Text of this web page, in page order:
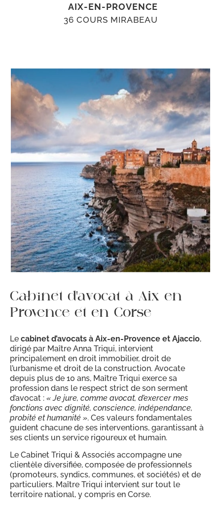
AIX-EN-PROVENCE
36 COURS MIRABEAU
Cabinet d’avocat à Aix-en-
Provence et en Corse
Le cabinet d’avocats à Aix-en-Provence et Ajaccio,
dirigé par Maître Anna Triqui, intervient
principalement en droit immobilier, droit de
l’urbanisme et droit de la construction. Avocate
depuis plus de 10 ans, Maître Triqui exerce sa
profession dans le respect strict de son serment
d’avocat : « Je jure, comme avocat, d’exercer mes
fonctions avec dignité, conscience, indépendance,
probité et humanité ». Ces valeurs fondamentales
guident chacune de ses interventions, garantissant à
ses clients un service rigoureux et humain.
Le Cabinet Triqui & Associés accompagne une
clientèle diversifiée, composée de professionnels
(promoteurs, syndics, communes, et sociétés) et de
particuliers. Maître Triqui intervient sur tout le
territoire national, y compris en Corse.